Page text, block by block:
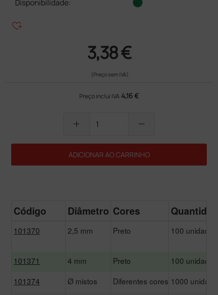
Disponibilidade:
heart_plus
3,38 €
(Preço sem IVA)
Preço inclui IVA 4,16 €
add remove
ADICIONAR AO CARRINHO
Código Diâmetro Cores
101370 2,5 mm Preto 100 unidades
101371 4 mm Preto
100 unidades
101374
Ø mistos Diferentes cores 1000